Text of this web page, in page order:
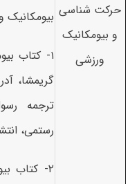
حرکت شناسی
و بیومکانیک
ورزشی
بیومکانیک
۱- کتاب
گریمشا،
ترجمه
رستمی،
۲- کتاب